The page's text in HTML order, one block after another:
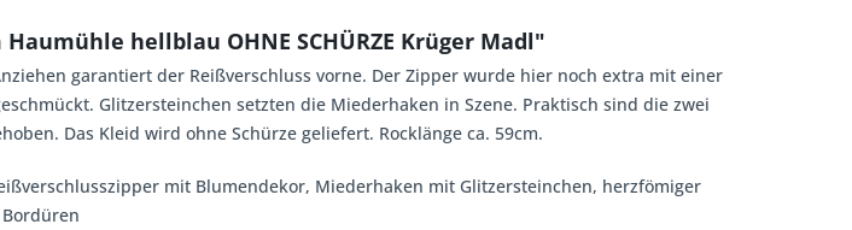
hellblau OHNE SCHÜRZE Krüger Madl"
garantiert der Reißverschluss vorne. Der Zipper wurde hier noch extra mit einer
Glitzersteinchen setzten die Miederhaken in Szene. Praktisch sind die zwei
Das Kleid wird ohne Schürze geliefert. Rocklänge ca. 59cm.
mit Blumendekor, Miederhaken mit Glitzersteinchen, herzfömiger